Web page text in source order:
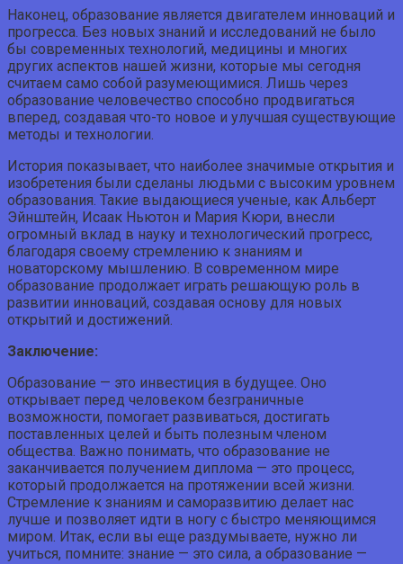
Наконец, образование является двигателем инноваций и
прогресса. Без новых знаний и исследований не было
бы современных технологий, медицины и многих
других аспектов нашей жизни, которые мы сегодня
считаем само собой разумеющимися. Лишь через
образование человечество способно продвигаться
вперед, создавая что-то новое и улучшая существующие
методы и технологии.
История показывает, что наиболее значимые открытия и
изобретения были сделаны людьми с высоким уровнем
образования. Такие выдающиеся ученые, как Альберт
Эйнштейн, Исаак Ньютон и Мария Кюри, внесли
огромный вклад в науку и технологический прогресс,
благодаря своему стремлению к знаниям и
новаторскому мышлению. В современном мире
образование продолжает играть решающую роль в
развитии инноваций, создавая основу для новых
открытий и достижений.
Заключение:
Образование — это инвестиция в будущее. Оно
открывает перед человеком безграничные
возможности, помогает развиваться, достигать
поставленных целей и быть полезным членом
общества. Важно понимать, что образование не
заканчивается получением диплома — это процесс,
который продолжается на протяжении всей жизни.
Стремление к знаниям и саморазвитию делает нас
лучше и позволяет идти в ногу с быстро меняющимся
миром. Итак, если вы еще раздумываете, нужно ли
учиться, помните: знание — это сила, а образование —